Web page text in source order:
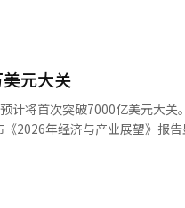
元大关
将首次突破7000亿美元大关
。2026年出口额可能略有回落